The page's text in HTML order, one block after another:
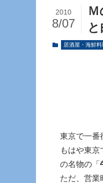
2010
8/07
居酒屋・海鮮料
東京で一番
もはや東
の名物の「
ただ、営業